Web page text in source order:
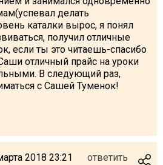
делать
каталки вырос, я понял
получил отличные
если ты это читаешь-спасибо
отличный прайс на уроки
В следующий раз,
с Сашей Туменок!
2018 23:21 ответить